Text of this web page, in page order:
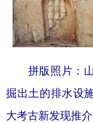
拼版照片：
掘出土的排水设
大考古新发现推